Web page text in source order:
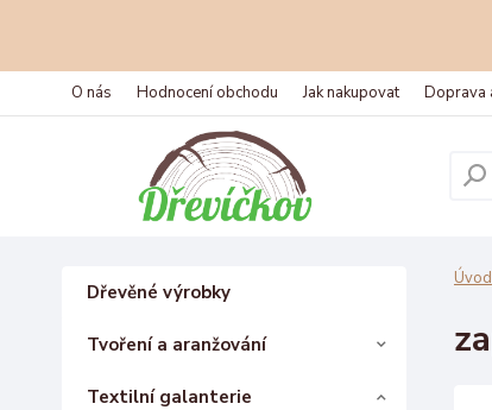
O nás Hodnocení obchodu Jak nakupovat Doprava
Dřevěné výrobky
Tvoření a aranžování
Textilní galanterie
Úvod